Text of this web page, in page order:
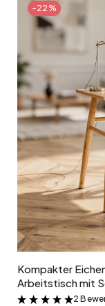
-22%
Kompakter
Arbeitstisch mit
&
2